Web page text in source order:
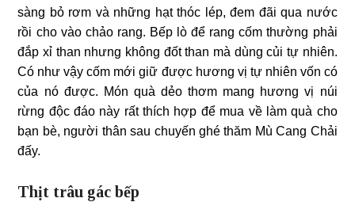
sàng bỏ rơm và những hạt thóc lép, đem đãi qua nước
rồi cho vào chảo rang. Bếp lò để rang cốm thường phải
đắp xỉ than nhưng không đốt than mà dùng củi tự nhiên.
Có như vậy cốm mới giữ được hương vị tự nhiên vốn có
của nó được. Món quà dẻo thơm mang hương vị núi
rừng độc đáo này rất thích hợp để mua về làm quà cho
bạn bè, người thân sau chuyến ghé thăm Mù Cang Chải
đấy.
Thịt trâu gác bếp